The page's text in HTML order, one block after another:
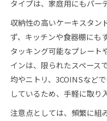
タイプは、家庭用にもパー
収納性の高いケーキスタン
ず、キッチンや食器棚にも
タッキング可能なプレート
インは、限られたスペース
均やニトリ、3COINSなど
しているため、手軽に取り
注意点としては、頻繁に組